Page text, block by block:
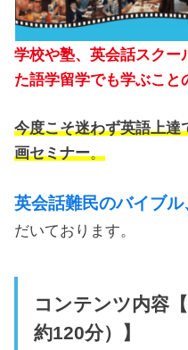
学校や塾、英会話スクー
た語学留学でも学ぶこと
今度こそ迷わず英語上達
画セミナー。
英会話難民のバイブ
だいております。
コンテンツ内容
約120分）】